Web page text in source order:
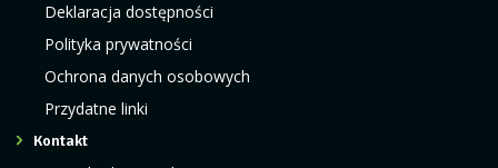
Deklaracja dostępności
Polityka prywatności
Ochrona danych osobowych
Przydatne linki
Kontakt